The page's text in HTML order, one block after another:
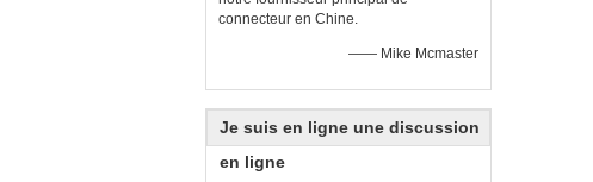
connecteur en Chine.
—— Mike Mcmaster
Je suis en ligne une discussion
en ligne